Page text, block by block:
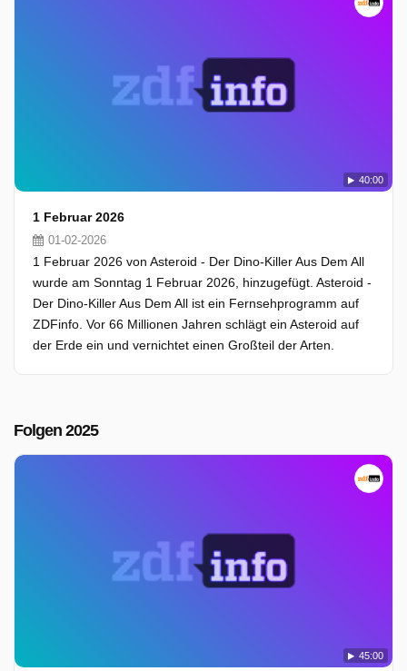
40:00
1 Februar 2026
01-02-2026
1 Februar 2026 von Asteroid - Der Dino-Killer Aus Dem All
wurde am Sonntag 1 Februar 2026, hinzugefügt. Asteroid -
Der Dino-Killer Aus Dem All ist ein Fernsehprogramm auf
ZDFinfo. Vor 66 Millionen Jahren schlägt ein Asteroid auf
der Erde ein und vernichtet einen Großteil der Arten.
Folgen 2025
45:00